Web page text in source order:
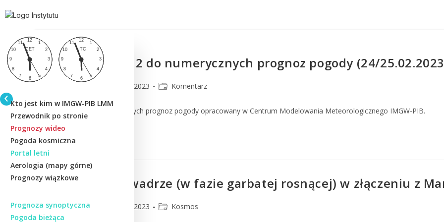
Kto jest kim w IMGW-PIB LMM
Przewodnik po stronie
Prognozy wideo
Pogoda kosmiczna
Portal letni
Aerologia (mapy górne)
Prognozy wiązkowe
Prognoza synoptyczna
Pogoda bieżąca
Komentarz nr 2 do numerycznych prognoz pogody (24/
24 lutego 2023 Komentarz
Komentarz do numerycznych prognoz pogody opracowany w Centrum Modelowania Meteorologicznego IMGW-PIB.
Księżyc po I kwadrze (w fazie garbatej rosnącej) w złączeniu z
CMM 24 lutego 2023 Kosmos